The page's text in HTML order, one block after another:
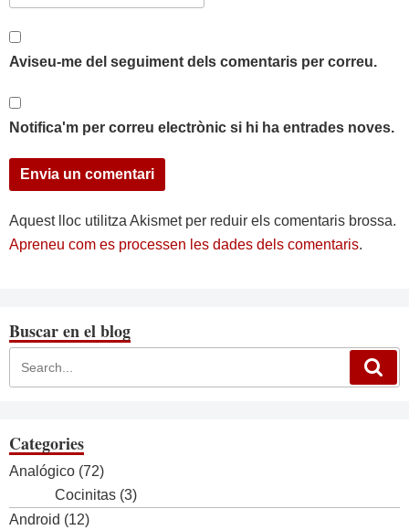
Aviseu-me del seguiment dels comentaris per correu.
Notifica'm per correu electrònic si hi ha entrades noves.
Aquest lloc utilitza Akismet per reduir els comentaris brossa.
Apreneu com es processen les dades dels comentaris.
Buscar en el blog
Categories
Analógico (72)
Cocinitas (3)
Android (12)